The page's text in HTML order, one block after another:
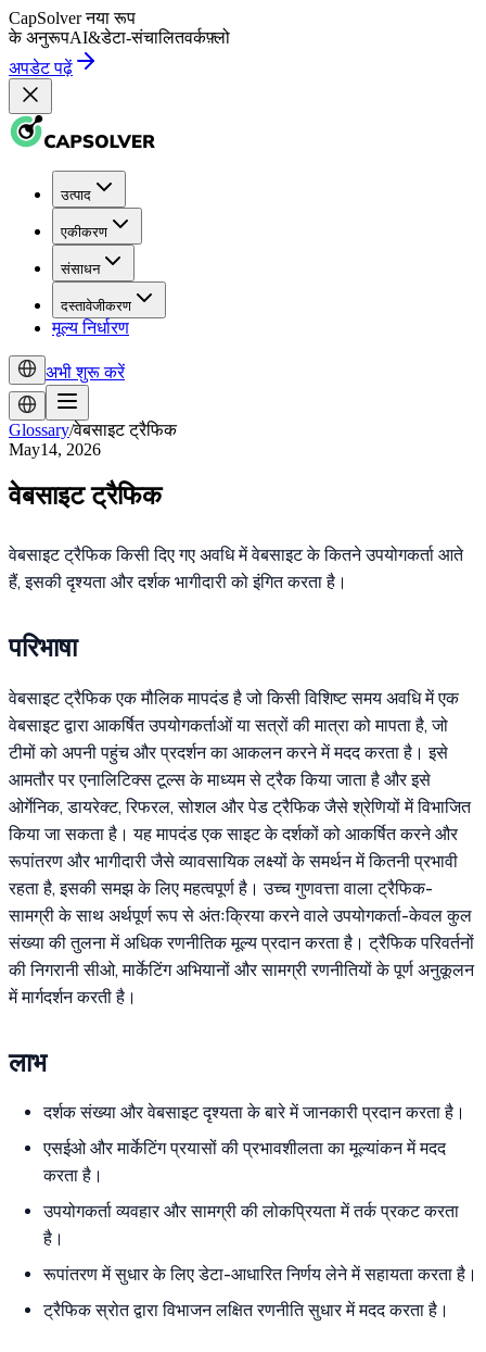
CapSolver नया रूप
के अनुरूपAI&डेटा-संचालितवर्कफ़्लो
अपडेट पढ़ें
उत्पाद
एकीकरण
संसाधन
दस्तावेजीकरण
मूल्य निर्धारण
अभी शुरू करें
Glossary/वेबसाइट ट्रैफिक
May14, 2026
वेबसाइट ट्रैफिक
वेबसाइट ट्रैफिक किसी दिए गए अवधि में वेबसाइट के कितने उपयोगकर्ता आते
हैं, इसकी दृश्यता और दर्शक भागीदारी को इंगित करता है।
परिभाषा
वेबसाइट ट्रैफिक एक मौलिक मापदंड है जो किसी विशिष्ट समय अवधि में एक
वेबसाइट द्वारा आकर्षित उपयोगकर्ताओं या सत्रों की मात्रा को मापता है, जो
टीमों को अपनी पहुंच और प्रदर्शन का आकलन करने में मदद करता है। इसे
आमतौर पर एनालिटिक्स टूल्स के माध्यम से ट्रैक किया जाता है और इसे
ओर्गेनिक, डायरेक्ट, रिफरल, सोशल और पेड ट्रैफिक जैसे श्रेणियों में विभाजित
किया जा सकता है। यह मापदंड एक साइट के दर्शकों को आकर्षित करने और
रूपांतरण और भागीदारी जैसे व्यावसायिक लक्ष्यों के समर्थन में कितनी प्रभावी
रहता है, इसकी समझ के लिए महत्वपूर्ण है। उच्च गुणवत्ता वाला ट्रैफिक-
सामग्री के साथ अर्थपूर्ण रूप से अंतःक्रिया करने वाले उपयोगकर्ता-केवल कुल
संख्या की तुलना में अधिक रणनीतिक मूल्य प्रदान करता है। ट्रैफिक परिवर्तनों
की निगरानी सीओ, मार्केटिंग अभियानों और सामग्री रणनीतियों के पूर्ण अनुकूलन
में मार्गदर्शन करती है।
लाभ
दर्शक संख्या और वेबसाइट दृश्यता के बारे में जानकारी प्रदान करता है।
एसईओ और मार्केटिंग प्रयासों की प्रभावशीलता का मूल्यांकन में मदद
करता है।
उपयोगकर्ता व्यवहार और सामग्री की लोकप्रियता में तर्क प्रकट करता
है।
रूपांतरण में सुधार के लिए डेटा-आधारित निर्णय लेने में सहायता करता है।
ट्रैफिक स्रोत द्वारा विभाजन लक्षित रणनीति सुधार में मदद करता है।